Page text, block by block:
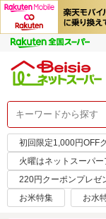
初回限定1,000円OFF
火曜はネットスーパ
220円クーポンプレゼ
お米特集
お水